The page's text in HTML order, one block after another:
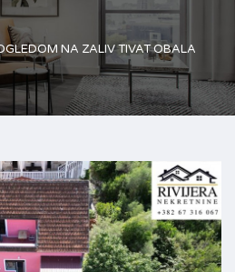
NA ZALIV TIVAT OBALA